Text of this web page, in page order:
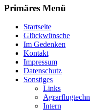
Primäres Menü
Zum
Inhalt
springen
Startseite
Glückwünsche
Im Gedenken
Kontakt
Impressum
Datenschutz
Sonstiges
Links
Intern